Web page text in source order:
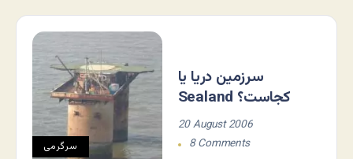
سرگرمی
سرزمین دریا یا
Sealand کجاست؟
20 August 2006
8 Comments